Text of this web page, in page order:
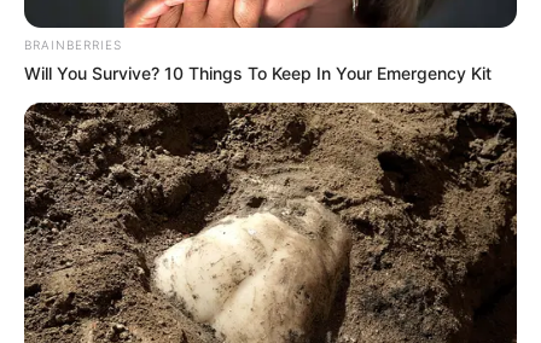
Περισσότερα νέα από την Εύβοια
Βαρύ πένθος στην Εύβοια για αγαπημένο
καθηγητή
Την λένε «Κυκλάδες χωρίς πλοίο» και είναι 1
ώρα από Χαλκίδα – Υπερβολή ή όχι;
Θλίψη στην Εύβοια για γυναίκα
BRAINBERRIES
Will You Survive? 10 Things To Keep In Your Emergency Kit